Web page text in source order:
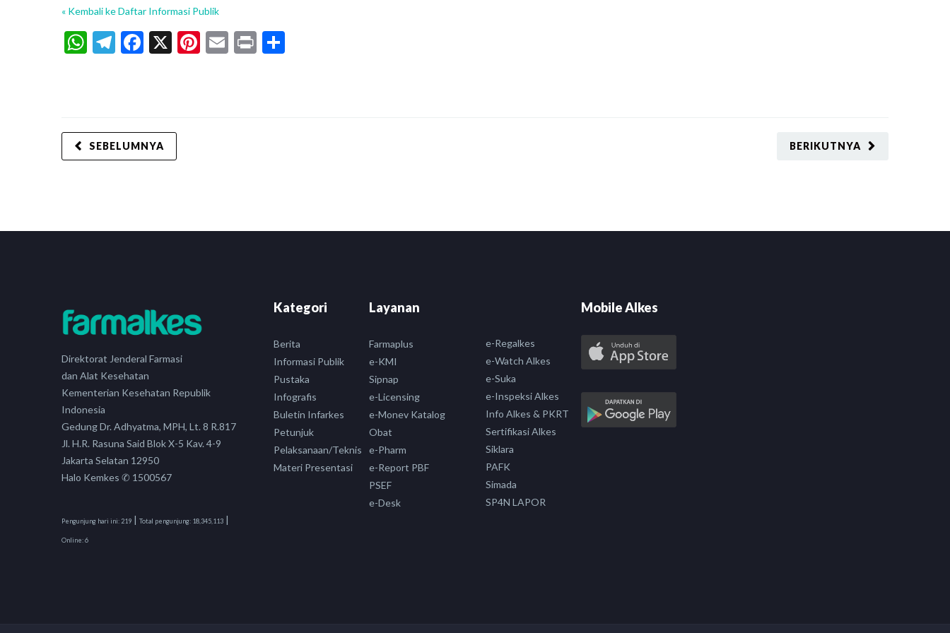
« Kembali ke Daftar Informasi Publik
WhatsApp
Telegram
Facebook
X Pinterest
Email
Print
BERIKUTNYA
SEBELUMNYA
Direktorat Jenderal Farmasi
dan Alat Kesehatan
Kementerian Kesehatan Republik
Indonesia
Gedung Dr. Adhyatma, MPH, Lt. 8 R.817
Jl. H.R. Rasuna Said Blok X-5 Kav. 4-9
Jakarta Selatan 12950
Halo Kemkes ✆ 1500567
Pengunjung hari ini:219 | Total pengunjung: 18,345,113 |
Online:6
Kategori
Berita
Informasi Publik
Pustaka
Infografis
Buletin Infarkes
Petunjuk
Pelaksanaan/Teknis
Materi Presentasi
Layanan
Farmaplus
e-KMI
Sipnap
e-Licensing
e-Monev Katalog
Obat
e-Pharm
e-Report PBF
PSEF
e-Desk
e-Regalkes
e-Watch Alkes
e-Suka
e-Inspeksi Alkes
Info Alkes & PKRT
Sertifikasi Alkes
Siklara
PAFK
Simada
SP4N LAPOR
Mobile Alkes